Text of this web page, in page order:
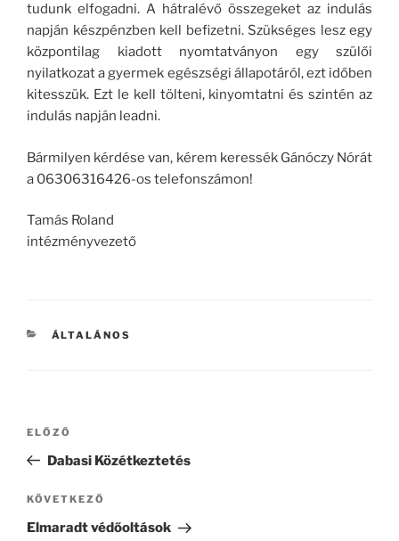
tudunk elfogadni. A hátralévő összegeket az indulás
napján készpénzben kell befizetni. Szükséges lesz egy
központilag kiadott nyomtatványon egy szülői
nyilatkozat a gyermek egészségi állapotáról, ezt időben
kitesszük. Ezt le kell tölteni, kinyomtatni és szintén az
indulás napján leadni.
Bármilyen kérdése van, kérem keressék Gánóczy Nórát
a 06306316426-os telefonszámon!
Tamás Roland
intézményvezető
KATEGÓRIÁK
ÁLTALÁNOS
Bejegyzés
Korábbi
bejegyzés
ELŐZŐ
Dabasi Közétkeztetés
Következő
bejegyzés
KÖVETKEZŐ
Elmaradt védőoltások